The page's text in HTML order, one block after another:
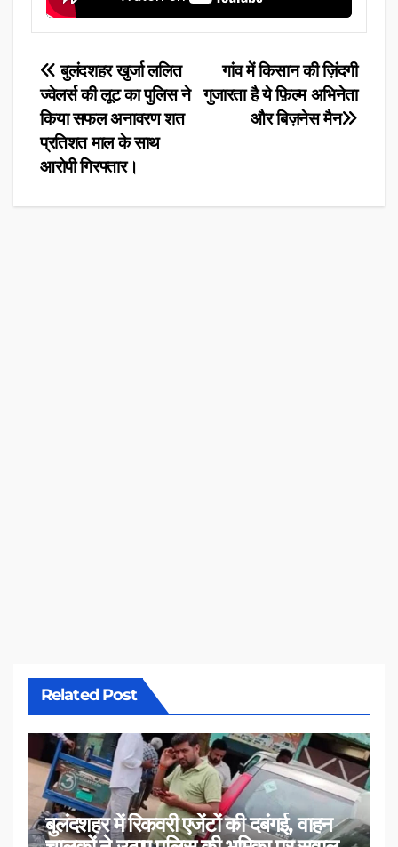
Post
navigation
गांव में किसान की ज़िंदगी
गुजारता है ये फ़िल्म अभिनेता
और बिज़नेस मैन
बुलंदशहर खुर्जा ललित
ज्वेलर्स की लूट का पुलिस ने
किया सफल अनावरण शत
प्रतिशत माल के साथ
आरोपी गिरफ्तार।
Related Post
बुलंदशहर में रिकवरी एजेंटों की दबंगई, वाहन